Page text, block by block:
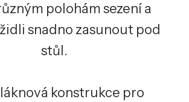
polohám sezení a
snadno zasunout pod
stůl.
konstrukce pro